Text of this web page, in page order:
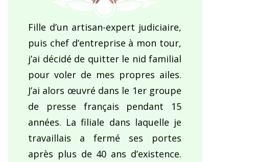
Fille d’un artisan-expert judiciaire,
puis chef d’entreprise à mon tour,
j’ai décidé de quitter le nid familial
pour voler de mes propres ailes.
J’ai alors œuvré dans le 1er groupe
de presse français pendant 15
années. La filiale dans laquelle je
travaillais a fermé ses portes
après plus de 40 ans d’existence.